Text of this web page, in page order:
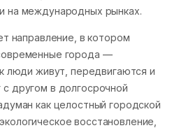
на международных рынках.
направление, в котором
города —
люди живут, передвигаются и
другом в долгосрочной
как целостный городской
восстановление,